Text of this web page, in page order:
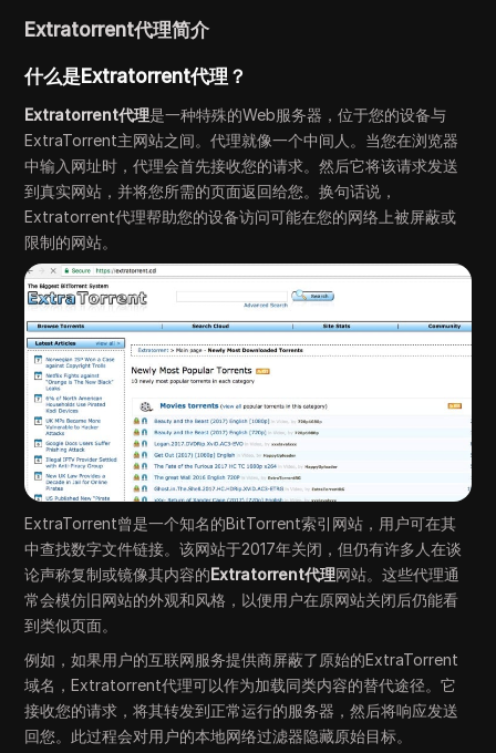
Extratorrent代理简介
什么是Extratorrent代理？
Extratorrent代理是一种特殊的Web服务器，位于您的设备与
ExtraTorrent主网站之间。代理就像一个中间人。当您在浏览器
中输入网址时，代理会首先接收您的请求。然后它将该请求发送
到真实网站，并将您所需的页面返回给您。换句话说，
Extratorrent代理帮助您的设备访问可能在您的网络上被屏蔽或
限制的网站。
ExtraTorrent曾是一个知名的BitTorrent索引网站，用户可在其
中查找数字文件链接。该网站于2017年关闭，但仍有许多人在谈
论声称复制或镜像其内容的Extratorrent代理网站。这些代理通
常会模仿旧网站的外观和风格，以便用户在原网站关闭后仍能看
到类似页面。
例如，如果用户的互联网服务提供商屏蔽了原始的ExtraTorrent
域名，Extratorrent代理可以作为加载同类内容的替代途径。它
接收您的请求，将其转发到正常运行的服务器，然后将响应发送
回您。此过程会对用户的本地网络过滤器隐藏原始目标。